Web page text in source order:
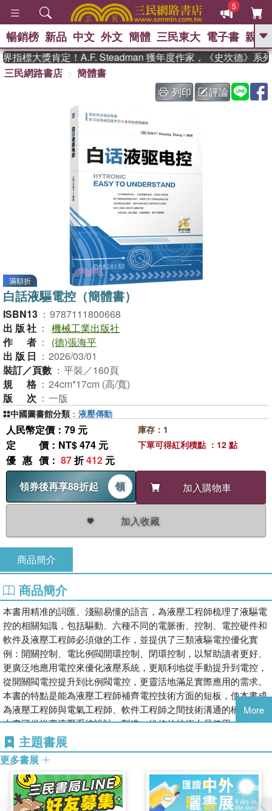
5
GO
The Odyssey 、 父親節 、 如果歷
史是一群喵 、 暑期推薦 、 國際布克
登輝時代
偉大的迷走神經
暢銷榜 新品 中文 外文 簡體 三民東大 電子書 親子
標大獎肯定！A.F. Steadman 獲年度作家，《史坎德》系列
三民網路書店
簡體書
列印
評論
滿額折
白話液驅電控（簡體書）
ISBN13 ： 9787111800668
出版社 ： 機械工業出版社
作者 ：
(德)張海平
出版日 ： 2026/03/01
裝訂／頁數 ： 平裝／160頁
規格 ： 24cm*17cm (高/寬)
版次 ： 一版
人民幣定價：79 元
定價 ：NT$ 474 元
優惠價 ： 87折412 元
領券後再享88折起
領 加入購物車
加入收藏
庫存：1
下單可得紅利積點 ：12 點
中國圖書館分類 ： 液壓傳動
商品簡介
商品簡介
本書用精准的詞匯、淺顯易懂的語言，為液壓工程師梳理了液驅電
控的相關知識，包括驅動、六種不同的電脈衝、控制、電控硬件和
軟件及液壓工程師必須做的工作，並提供了三類液驅電控優化實
例：開關控制、電比例閥開環控制、閉環控制，以幫助讀者更好、
更廣泛地應用電控來優化液壓系統，更順利地從手動提升到電控，
從開關閥電控提升到比例閥電控，更靈活地滿足實際應用的需求。
本書的特點是能為液壓工程師補齊電控技術方面的短板，使本書成
為液壓工程師與電氣工程師、軟件工程師之間技術溝通的橋樑。
本書可供從事液壓系統設計、製造、維修的技術人員使用，也可供
大中專師生閱讀。
More
主題書展
更多書展